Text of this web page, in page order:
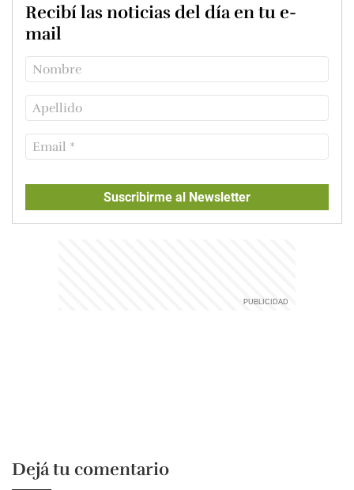
Recibí las noticias del día en tu e-
mail
Suscribirme al Newsletter
Dejá tu comentario